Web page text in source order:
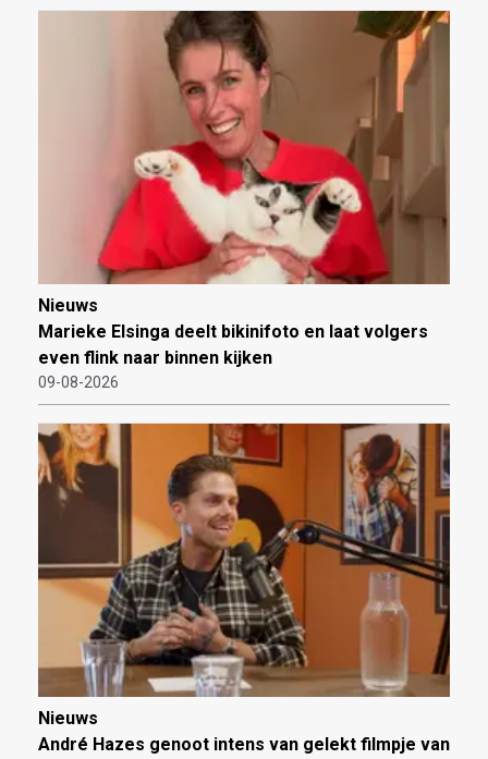
Nieuws
Marieke Elsinga deelt bikinifoto en laat volgers
even flink naar binnen kijken
09-08-2026
Nieuws
André Hazes genoot intens van gelekt filmpje van